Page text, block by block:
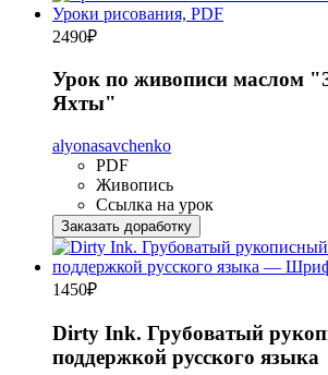
2490₽
Урок по живописи маслом
Яхты"
alyonasavchenko
PDF
Живопись
Ссылка на урок
Заказать доработку
1450₽
Dirty Ink. Грубоватый
поддержкой русского языка